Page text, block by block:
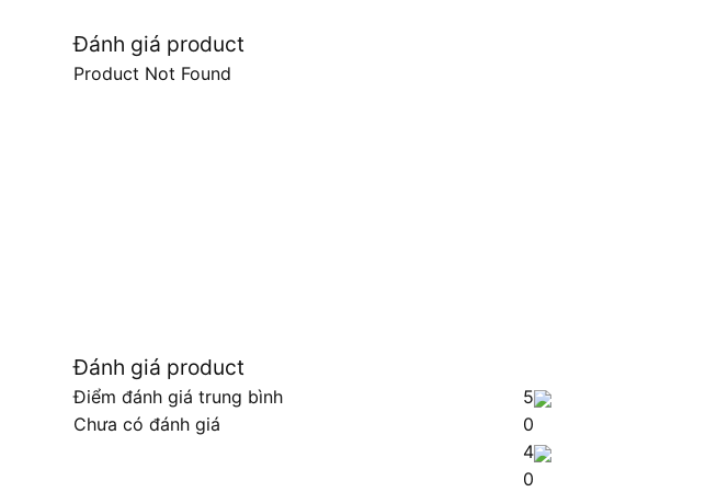
Đánh giá product
Product Not Found
Đánh giá product
Điểm đánh giá trung bình
Chưa có đánh giá
5
0
4
0